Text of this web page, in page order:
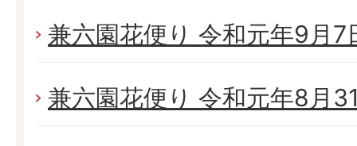
兼六園花便り 令和元年9月7
兼六園花便り 令和元年8月